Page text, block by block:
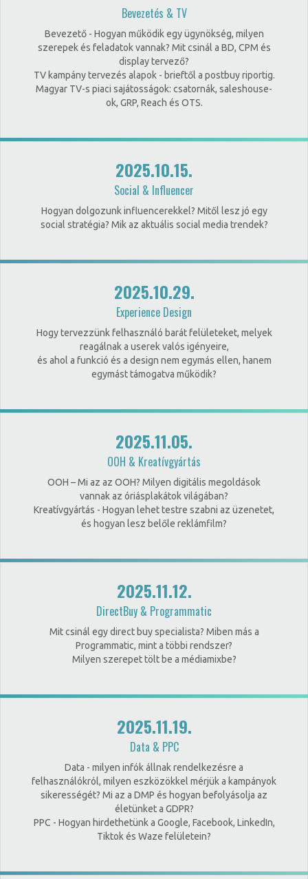
Bevezetés & TV
Bevezető - Hogyan működik egy ügynökség, milyen
szerepek és feladatok vannak? Mit csinál a BD, CPM és
display tervező?
TV kampány tervezés alapok - brieftől a postbuy riportig.
Magyar TV-s piaci sajátosságok: csatornák, saleshouse-
ok, GRP, Reach és OTS.
2025.10.15.
Social & Influencer
Hogyan dolgozunk influencerekkel? Mitől lesz jó egy
social stratégia? Mik az aktuális social media trendek?
2025.10.29.
Experience Design
Hogy tervezzünk felhasználó barát felületeket, melyek
reagálnak a userek valós igényeire,
és ahol a funkció és a design nem egymás ellen, hanem
egymást támogatva működik?
2025.11.05.
OOH & Kreatívgyártás
OOH – Mi az az OOH? Milyen digitális megoldások
vannak az óriásplakátok világában?
Kreatívgyártás - Hogyan lehet testre szabni az üzenetet,
és hogyan lesz belőle reklámfilm?
2025.11.12.
DirectBuy & Programmatic
Mit csinál egy direct buy specialista? Miben más a
Programmatic, mint a többi rendszer?
Milyen szerepet tölt be a médiamixbe?
2025.11.19.
Data & PPC
Data - milyen infók állnak rendelkezésre a
felhasználókról, milyen eszközökkel mérjük a kampányok
sikerességét? Mi az a DMP és hogyan befolyásolja az
életünket a GDPR?
PPC - Hogyan hirdethetünk a Google, Facebook, LinkedIn,
Tiktok és Waze felületein?